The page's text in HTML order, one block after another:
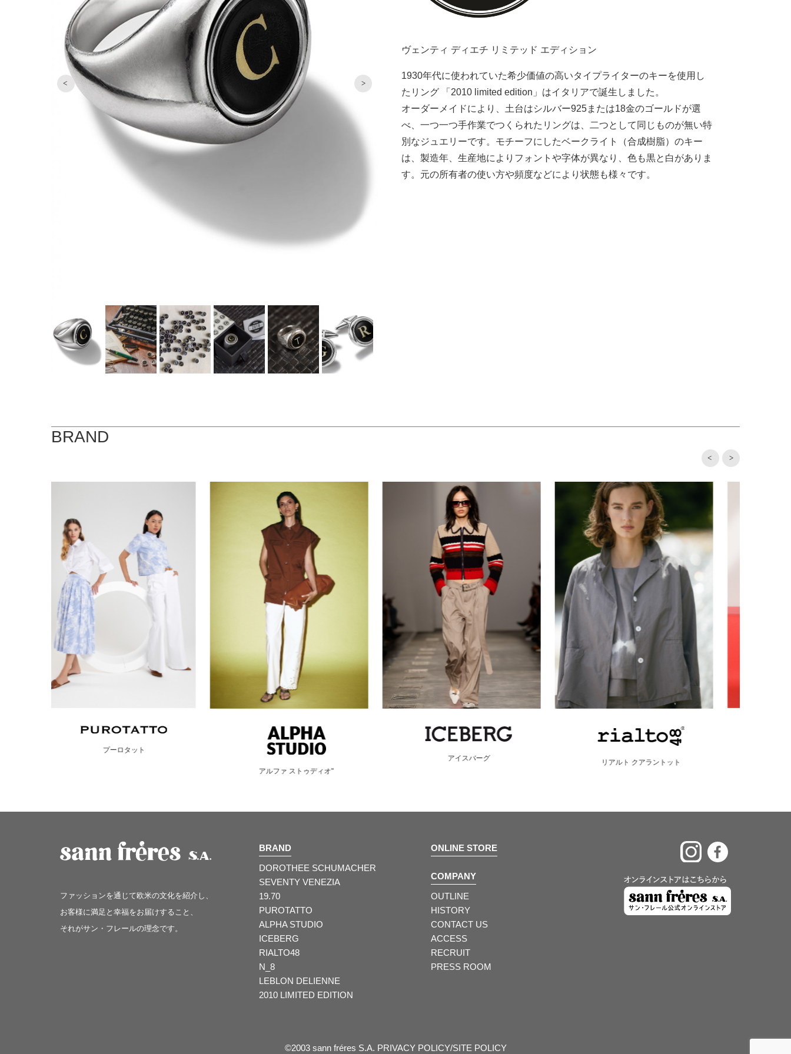
ヴェンティ ディエチ リミテッド エディション
1930年代に使われていた希少価値の高いタイプライターのキーを使用し
たリング 「2010 limited edition」はイタリアで誕生しました。
オーダーメイドにより、土台はシルバー925または18金のゴールドが選
べ、一つ一つ手作業でつくられたリングは、二つとして同じものが無い特
別なジュエリーです。モチーフにしたベークライト（合成樹脂）のキー
は、製造年、生産地によりフォントや字体が異なり、色も黒と白がありま
す。元の所有者の使い方や頻度などにより状態も様々です。
BRAND
リアルト クアラントット
ファッションを通じて欧米の文化を紹介し、
お客様に満足と幸福をお届けすること、
それがサン・フレールの理念です。
BRAND
DOROTHEE SCHUMACHER
SEVENTY VENEZIA
19.70
PUROTATTO
ALPHA STUDIO
ICEBERG
RIALTO48
N_8
LEBLON DELIENNE
2010 LIMITED EDITION
ONLINE STORE
COMPANY
OUTLINE
HISTORY
CONTACT US
ACCESS
RECRUIT
PRESS ROOM
©2003 sann fréres S.A. PRIVACY POLICY/SITE POLICY